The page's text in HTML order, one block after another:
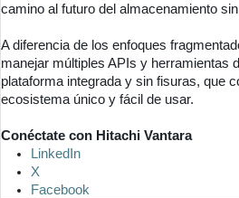
camino al futuro del almacenamiento
A diferencia de los enfoques
manejar múltiples APIs y herramientas
plataforma integrada y sin fisuras, que
ecosistema único y fácil de usar.
Conéctate con Hitachi Vantara
LinkedIn
X
Facebook